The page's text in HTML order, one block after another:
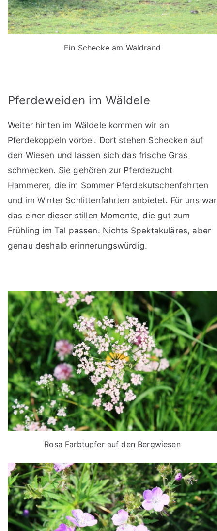
Ein Schecke am Waldrand
Pferdeweiden im Wäldele
Weiter hinten im Wäldele kommen wir an
Pferdekoppeln vorbei. Dort stehen Schecken auf
den Wiesen und lassen sich das frische Gras
schmecken. Sie gehören zur Pferdezucht
Hammerer, die im Sommer Pferdekutschenfahrten
und im Winter Schlittenfahrten anbietet. Für uns war
das einer dieser stillen Momente, die gut zum
Frühling im Tal passen. Nichts Spektakuläres, aber
genau deshalb erinnerungswürdig.
Rosa Farbtupfer auf den Bergwiesen